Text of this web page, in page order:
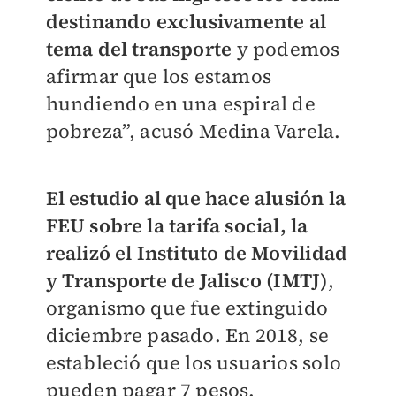
destinando exclusivamente al
tema del transporte y podemos
afirmar que los estamos
hundiendo en una espiral de
pobreza”, acusó Medina Varela.
El estudio al que hace alusión la
FEU sobre la tarifa social, la
realizó el Instituto de Movilidad
y Transporte de Jalisco (IMTJ),
organismo que fue extinguido
diciembre pasado. En 2018, se
estableció que los usuarios solo
pueden pagar 7 pesos.